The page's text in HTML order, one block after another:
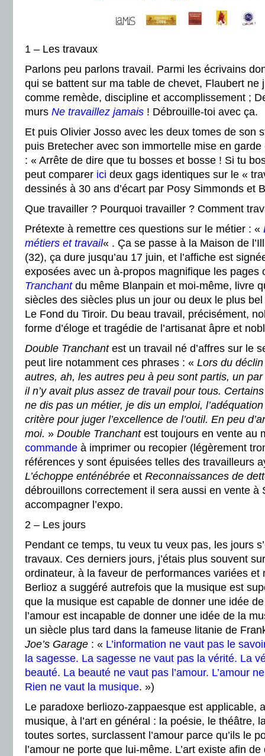
1 – Les travaux
Parlons peu parlons travail. Parmi les écrivains
qui se battent sur ma table de chevet, Flaubert ne
comme remède, discipline et accomplissement ;
murs Ne travaillez jamais ! Débrouille-toi avec ça.
Et puis Olivier Josso avec les deux tomes de son
puis Bretecher avec son immortelle mise en
: « Arrête de dire que tu bosses et bosse ! Si tu
peut comparer ici deux gags identiques sur le «
dessinés à 30 ans d’écart par Posy Simmonds et
Que travailler ? Pourquoi travailler ? Comment
Prétexte à remettre ces questions sur le métier : «
métiers et travail« . Ça se passe à la Maison de
(32), ça dure jusqu’au 17 juin, et l’affiche est
exposées avec un à-propos magnifique les pages
Tranchantdu même Blanpain et moi-même, livre
siècles des siècles plus un jour ou deux le plus bel
Le Fond du Tiroir. Du beau travail, précisément,
forme d’éloge et tragédie de l’artisanat âpre et
Double Tranchantest un travail né d’affres sur le
peut lire notamment ces phrases : « Lors du
autres, ah, les autres peu à peu sont partis, un
il n’y avait plus assez de travail pour tous.
ne dis pas un métier, je dis un emploi,
critère pour juger l’excellence de l’outil. En peu
moi. » Double Tranchantest toujours en vente au
commande à imprimer ou recopier (légèrement
références y sont épuisées telles des travailleurs
L’échoppe enténébrée et Reconnaissances de
débrouillons correctement il sera aussi en vente à
accompagner l’expo.
2 – Les jours
Pendant ce temps, tu veux tu veux pas, les jours
travaux. Ces derniers jours, j’étais plus souvent
ordinateur, à la faveur de performances variées et
Berlioz a suggéré autrefois que la musique est
que la musique est capable de donner une idée
l’amour est incapable de donner une idée de la
un siècle plus tard dans la fameuse litanie de
Joe’s Garage : « L’information ne vaut pas le
la sagesse. La sagesse ne vaut pas la vérité. La
beauté. La beauté ne vaut pas l’amour. L’amour
Rien ne vaut la musique. »)
Le paradoxe berliozo-zappaesque est applicable,
musique, à l’art en général : la poésie, le théâtre,
toutes sortes, surclassent l’amour parce qu’ils le
l’amour ne porte que lui-même. L’art existe afin